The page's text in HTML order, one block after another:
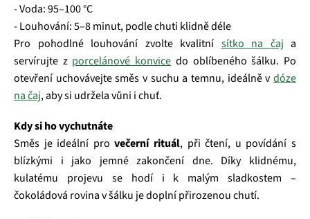
- Voda: 95–100 °C
- Louhování: 5–8 minut, podle chuti klidně déle
Pro pohodlné louhování zvolte kvalitní sítko na čaj a
servírujte z porcelánové konvice do oblíbeného šálku. Po
otevření uchovávejte směs v suchu a temnu, ideálně vdóze
na čaj, aby si udržela vůni i chuť.
Kdy si ho vychutnáte
Směs je ideální provečerní rituál, při čtení, u povídání s
blízkými i jako jemné zakončení dne. Díky klidnému,
kulatému projevu se hodí i k malým sladkostem –
čokoládová rovina v šálku je doplní přirozenou chutí.